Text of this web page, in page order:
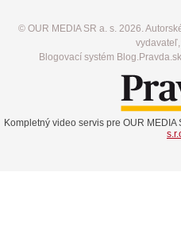
© OUR MEDIA SR a. s. 2026.
vydavateľ,
Blogovací systém
Kompletný video servis pre OUR MEDIA